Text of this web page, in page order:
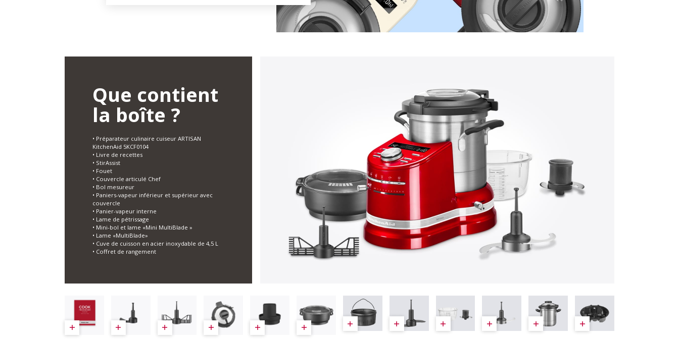
Que contient
la boîte ?
• Préparateur culinaire cuiseur ARTISAN
KitchenAid 5KCF0104
• Livre de recettes
• StirAssist
• Fouet
• Couvercle articulé Chef
• Bol mesureur
• Paniers-vapeur inférieur et supérieur avec
couvercle
• Panier-vapeur interne
• Lame de pétrissage
• Mini-bol et lame «Mini MultiBlade »
• Lame «MultiBlade»
• Cuve de cuisson en acier inoxydable de 4,5 L
• Coffret de rangement